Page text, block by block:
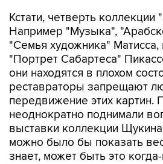
Кстати, четверть коллекции
Например "Музыка",
"Семья художника"
"Портрет Сабартеса"
они находятся в плохом
реставраторы запрещают
передвижение этих картин.
неоднократно поднимали
выставки коллекции
можно было бы показать
знает, может быть это